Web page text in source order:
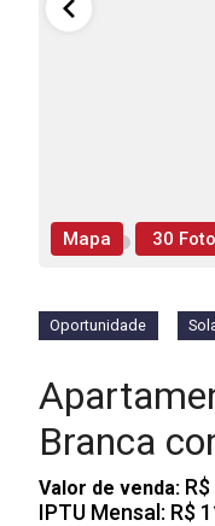
Mapa 30
Oportunidade
Branca
Valor de venda:
IPTU Mensal: R$